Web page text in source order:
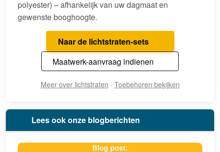
polyester) – afhankelijk van uw dagmaat en
gewenste booghoogte.
Naar de lichtstraten-sets
Maatwerk-aanvraag indienen
Meer over lichtstraten · Toebehoren bekijken
Lees ook onze blogberichten